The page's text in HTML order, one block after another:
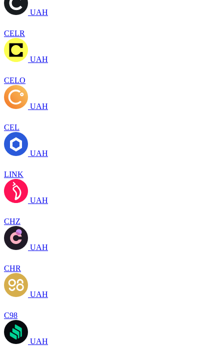
UAH
CELR
UAH
CELO
UAH
CEL
UAH
LINK
UAH
CHZ
UAH
CHR
UAH
C98
UAH